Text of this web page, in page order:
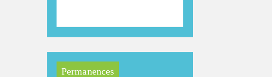
Permanences